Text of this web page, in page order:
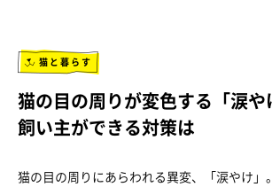
猫と暮らす
猫の目の周りが変色する「涙
飼い主ができる対策は
猫の目の周りにあらわれる異変、「涙やけ」